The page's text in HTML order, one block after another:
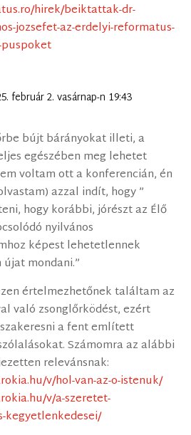
hirek/beiktattak-dr-
jozsefet-az-erdelyi-reformatus-
február 2. vasárnap-n 19:43
bújt bárányokat illeti, a
egészében meg lehetet
voltam ott a konferencián, én
azzal indít, hogy ”
hogy korábbi, jórészt az Élő
nyilvános
képest lehetetlennek
mondani.”
értelmezhetőnek találtam az
való zsonglőrködést, ezért
a fent említett
Számomra az alábbi
relevánsnak:
v/hol-van-az-o-istenuk/
v/a-szeretet-
kegyetlenkedesei/